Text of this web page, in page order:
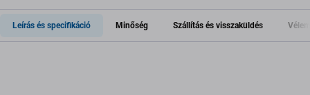
Leírás és specifikáció Minőség Szállítás és visszaküldés